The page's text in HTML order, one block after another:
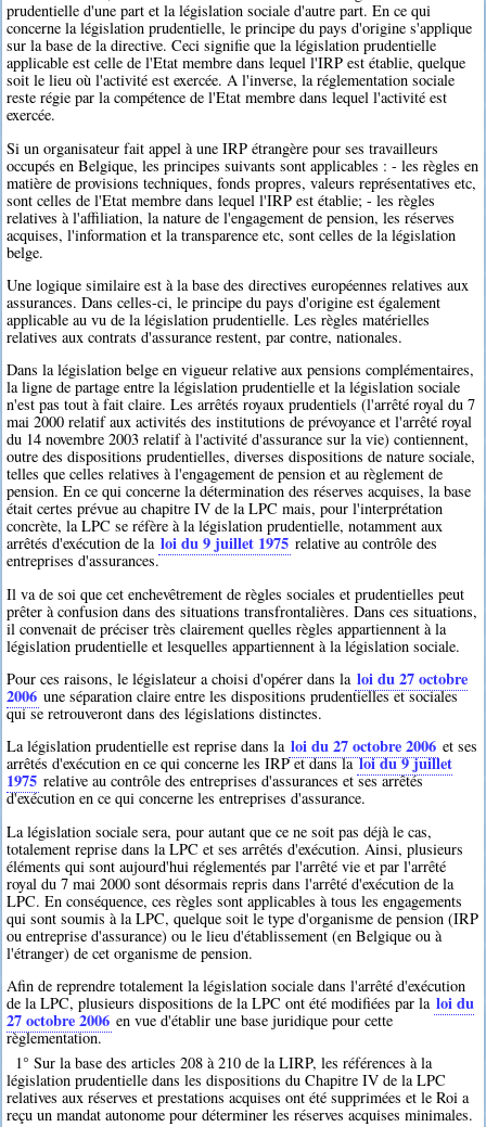
prudentielle d'une part et la législation sociale d'autre part. En ce qui
concerne la législation prudentielle, le principe du pays d'origine s'applique
sur la base de la directive. Ceci signifie que la législation prudentielle
applicable est celle de l'Etat membre dans lequel l'IRP est établie, quelque
soit le lieu où l'activité est exercée. A l'inverse, la réglementation sociale
reste régie par la compétence de l'Etat membre dans lequel l'activité est
exercée.
Si un organisateur fait appel à une IRP étrangère pour ses travailleurs
occupés en Belgique, les principes suivants sont applicables : - les règles en
matière de provisions techniques, fonds propres, valeurs représentatives etc,
sont celles de l'Etat membre dans lequel l'IRP est établie; - les règles
relatives à l'affiliation, la nature de l'engagement de pension, les réserves
acquises, l'information et la transparence etc, sont celles de la législation
belge.
Une logique similaire est à la base des directives européennes relatives aux
assurances. Dans celles-ci, le principe du pays d'origine est également
applicable au vu de la législation prudentielle. Les règles matérielles
relatives aux contrats d'assurance restent, par contre, nationales.
Dans la législation belge en vigueur relative aux pensions complémentaires,
la ligne de partage entre la législation prudentielle et la législation sociale
n'est pas tout à fait claire. Les arrêtés royaux prudentiels (l'arrêté royal du 7
mai 2000 relatif aux activités des institutions de prévoyance et l'arrêté royal
du 14 novembre 2003 relatif à l'activité d'assurance sur la vie) contiennent,
outre des dispositions prudentielles, diverses dispositions de nature sociale,
telles que celles relatives à l'engagement de pension et au règlement de
pension. En ce qui concerne la détermination des réserves acquises, la base
était certes prévue au chapitre IV de la LPC mais, pour l'interprétation
concrète, la LPC se réfère à la législation prudentielle, notamment aux
arrêtés d'exécution de la loi du 9 juillet 1975 relative au contrôle des
entreprises d'assurances.
Il va de soi que cet enchevêtrement de règles sociales et prudentielles peut
prêter à confusion dans des situations transfrontalières. Dans ces situations,
il convenait de préciser très clairement quelles règles appartiennent à la
législation prudentielle et lesquelles appartiennent à la législation sociale.
Pour ces raisons, le législateur a choisi d'opérer dans la loi du 27 octobre
2006 une séparation claire entre les dispositions prudentielles et sociales
qui se retrouveront dans des législations distinctes.
La législation prudentielle est reprise dans la loi du 27 octobre 2006 et ses
arrêtés d'exécution en ce qui concerne les IRP et dans laloi du 9 juillet
1975 relative au contrôle des entreprises d'assurances et ses arrêtés
d'exécution en ce qui concerne les entreprises d'assurance.
La législation sociale sera, pour autant que ce ne soit pas déjà le cas,
totalement reprise dans la LPC et ses arrêtés d'exécution. Ainsi, plusieurs
éléments qui sont aujourd'hui réglementés par l'arrêté vie et par l'arrêté
royal du 7 mai 2000 sont désormais repris dans l'arrêté d'exécution de la
LPC. En conséquence, ces règles sont applicables à tous les engagements
qui sont soumis à la LPC, quelque soit le type d'organisme de pension (IRP
ou entreprise d'assurance) ou le lieu d'établissement (en Belgique ou à
l'étranger) de cet organisme de pension.
Afin de reprendre totalement la législation sociale dans l'arrêté d'exécution
de la LPC, plusieurs dispositions de la LPC ont été modifiées par la loi du
27 octobre 2006 en vue d'établir une base juridique pour cette
règlementation.
1° Sur la base des articles 208 à 210 de la LIRP, les références à la
législation prudentielle dans les dispositions du Chapitre IV de la LPC
relatives aux réserves et prestations acquises ont été supprimées et le Roi a
reçu un mandat autonome pour déterminer les réserves acquises minimales.